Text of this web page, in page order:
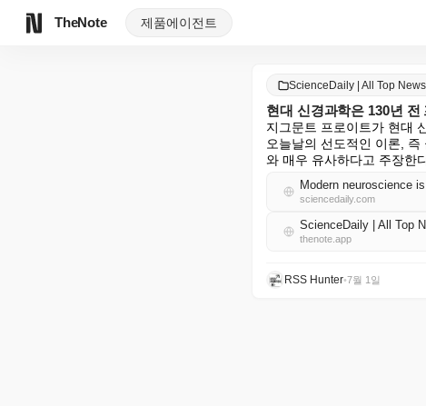
TheNote 제품에이전트
ScienceDaily | All Top
현대 신경과학은 130년
지그문트 프로이트가 현대
오늘날의 선도적인 이론,
와 매우 유사하다고 주장한
Modern neuroscience
sciencedaily.com
ScienceDaily | All Top
thenote.app
RSS Hunter•7월 1일